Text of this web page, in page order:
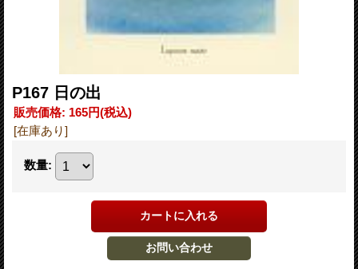
P167 日の出
販売価格: 165円(税込)
[在庫あり]
数量: